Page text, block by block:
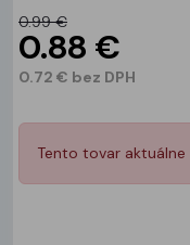
0.99 €
0.88 €
0.72 € bez DPH
Tento tovar aktuálne